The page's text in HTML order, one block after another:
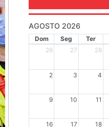
AGOSTO 2026
Dom Seg Ter
26
27 28
2 3 4
9 10 11
16 17 18